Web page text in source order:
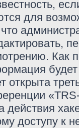
для
Как
открыта
действия
доступу к